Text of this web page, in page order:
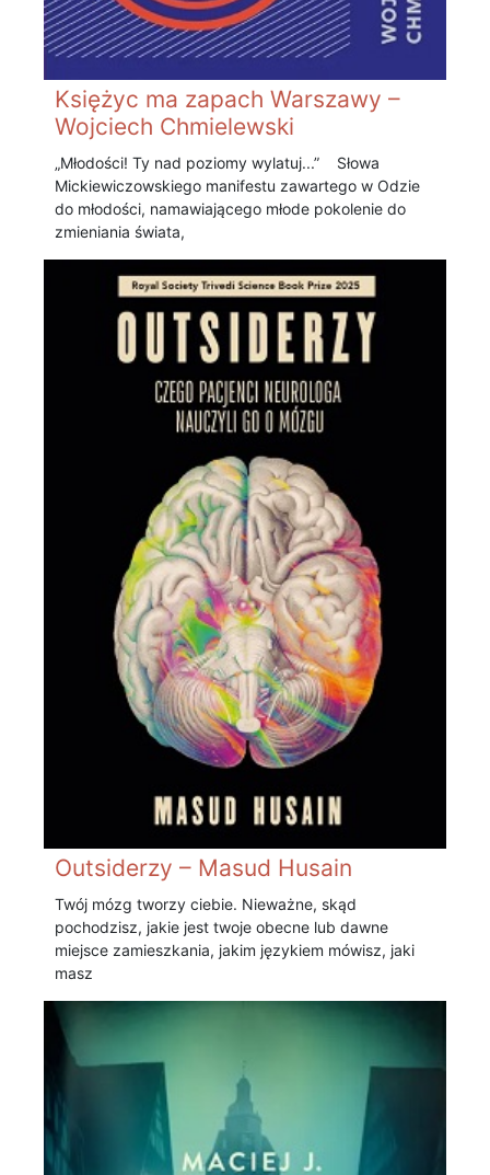
Księżyc ma zapach Warszawy –
Wojciech Chmielewski
„Młodości! Ty nad poziomy wylatuj...” Słowa
Mickiewiczowskiego manifestu zawartego w Odzie
do młodości, namawiającego młode pokolenie do
zmieniania świata,
Outsiderzy – Masud Husain
Twój mózg tworzy ciebie. Nieważne, skąd
pochodzisz, jakie jest twoje obecne lub dawne
miejsce zamieszkania, jakim językiem mówisz, jaki
masz